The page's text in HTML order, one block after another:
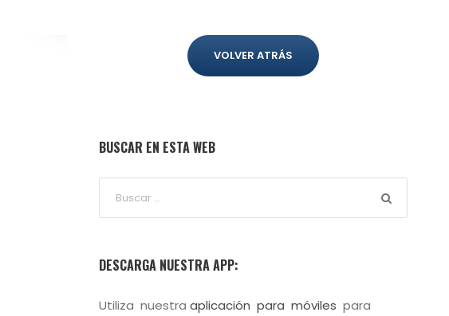
VOLVER ATRÁS
BUSCAR EN ESTA WEB
DESCARGA NUESTRA APP:
Utiliza nuestraaplicación para móviles para